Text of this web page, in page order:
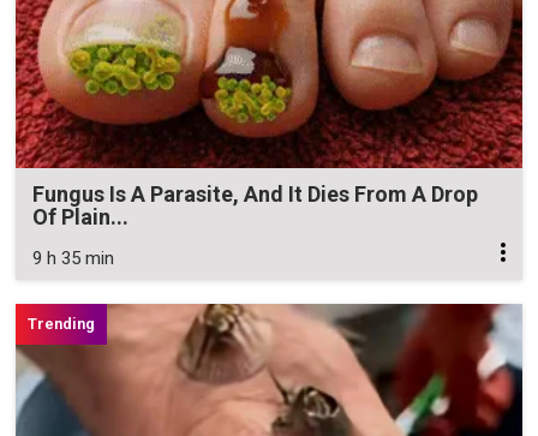
Fungus Is A Parasite, And It Dies From A Drop
Of Plain...
9 h 35 min